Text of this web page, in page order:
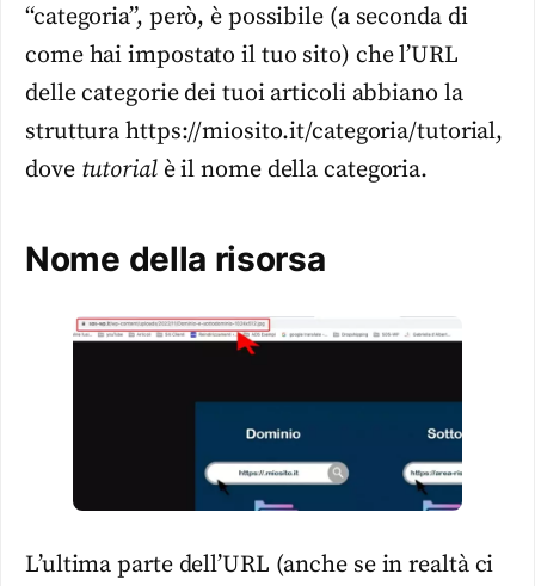
“categoria”, però, è possibile (a seconda di
come hai impostato il tuo sito) che l’URL
delle categorie dei tuoi articoli abbiano la
struttura https://miosito.it/categoria/tutorial,
dove tutorialè il nome della categoria.
Nome della risorsa
L’ultima parte dell’URL (anche se in realtà ci